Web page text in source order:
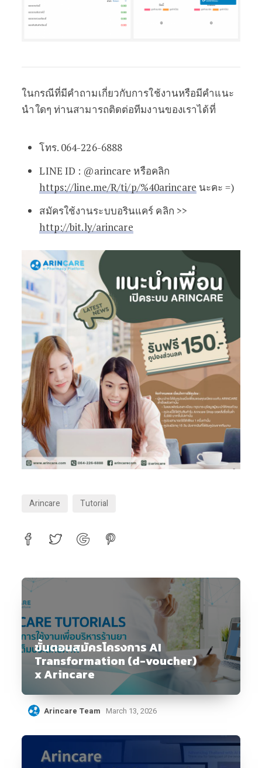
ในกรณีที่มีคำถามเกี่ยวกับการใช้งานหรือมีคำแนะ
นำใดๆ ท่านสามารถติดต่อทีมงานของเราได้ที่
โทร. 064-226-6888
LINE ID : @arincare หรือคลิก
https://line.me/R/ti/p/%40arincare นะคะ =)
สมัครใช้งานระบบอรินแคร์ คลิก >>
http://bit.ly/arincare
Arincare Tutorial
ขั้นตอนสมัครโครงการ AI
Transformation (d-voucher)
x Arincare
Arincare Team March 13, 2026